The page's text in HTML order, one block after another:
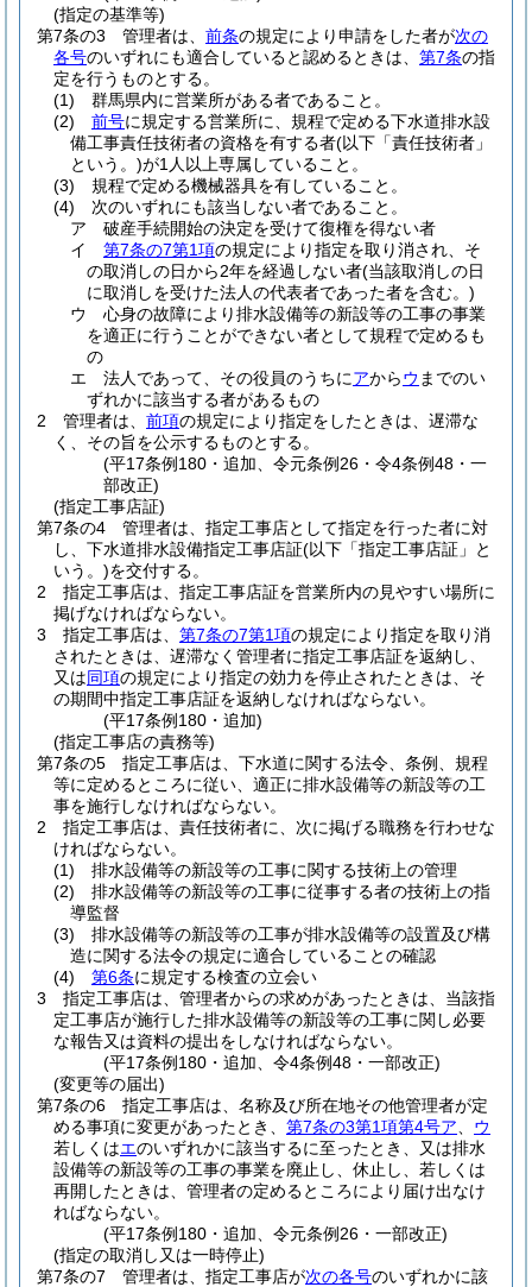
(指定の基準等)
第7条の3
管理者は、 前条の規定により申請をした者が次の
各号のいずれにも適合していると認めるときは、 第7条の指
定を行うものとする。
(1)
群馬県内に営業所がある者であること。
(2)
前号に規定する営業所に、規程で定める下水道排水設
備工事責任技術者の資格を有する者(以下「責任技術者」
という。)が1人以上専属していること。
(3)
規程で定める機械器具を有していること。
(4)
次のいずれにも該当しない者であること。
ア
破産手続開始の決定を受けて復権を得ない者
イ
第7条の7第1項の規定により指定を取り消され、そ
の取消しの日から2年を経過しない者(当該取消しの日
に取消しを受けた法人の代表者であった者を含む。)
ウ
心身の故障により排水設備等の新設等の工事の事業
を適正に行うことができない者として規程で定めるも
の
エ
法人であって、その役員のうちにアからウ までのい
ずれかに該当する者があるもの
2
管理者は、 前項の規定により指定をしたときは、遅滞な
く、その旨を公示するものとする。
(平17条例180・追加、令元条例26・令4条例48・一
部改正)
(指定工事店証)
第7条の4
管理者は、指定工事店として指定を行った者に対
し、下水道排水設備指定工事店証(以下「指定工事店証」と
いう。)を交付する。
2
指定工事店は、指定工事店証を営業所内の見やすい場所に
掲げなければならない。
3
指定工事店は、 第7条の7第1項の規定により指定を取り消
されたときは、遅滞なく管理者に指定工事店証を返納し、
又は同項の規定により指定の効力を停止されたときは、そ
の期間中指定工事店証を返納しなければならない。
(平17条例180・追加)
(指定工事店の責務等)
第7条の5
指定工事店は、下水道に関する法令、条例、規程
等に定めるところに従い、適正に排水設備等の新設等の工
事を施行しなければならない。
2
指定工事店は、責任技術者に、次に掲げる職務を行わせな
ければならない。
(1)
排水設備等の新設等の工事に関する技術上の管理
(2)
排水設備等の新設等の工事に従事する者の技術上の指
導監督
(3)
排水設備等の新設等の工事が排水設備等の設置及び構
造に関する法令の規定に適合していることの確認
(4)
第6条に規定する検査の立会い
3
指定工事店は、管理者からの求めがあったときは、当該指
定工事店が施行した排水設備等の新設等の工事に関し必要
な報告又は資料の提出をしなければならない。
(平17条例180・追加、令4条例48・一部改正)
(変更等の届出)
第7条の6
指定工事店は、名称及び所在地その他管理者が定
める事項に変更があったとき、 第7条の3第1項第4号ア
ウ
若しくはエのいずれかに該当するに至ったとき、又は排水
設備等の新設等の工事の事業を廃止し、休止し、若しくは
再開したときは、管理者の定めるところにより届け出なけ
ればならない。
(平17条例180・追加、令元条例26・一部改正)
(指定の取消し又は一時停止)
第7条の7
管理者は、指定工事店が次の各号のいずれかに該